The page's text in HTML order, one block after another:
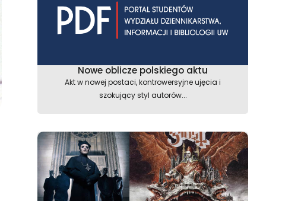
Nowe oblicze polskiego aktu
Akt w nowej postaci, kontrowersyjne ujęcia i
szokujący styl autorów...